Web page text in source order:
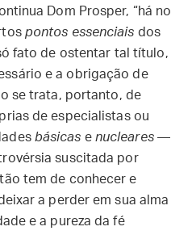
Dom Prosper, “há no
pontos essenciais dos
fato de ostentar tal título,
e a obrigação de
se trata, portanto, de
de especialistas ou
básicas e nucleares—
suscitada por
tem de conhecer e
a perder em sua alma
e a pureza da fé